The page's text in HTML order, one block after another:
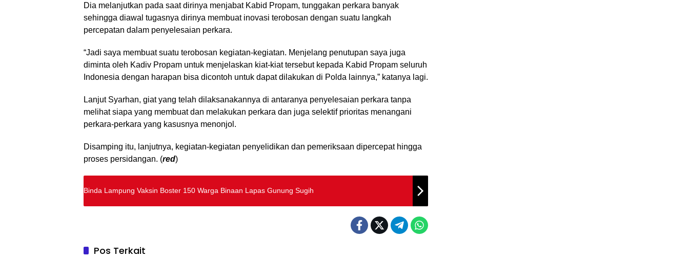
Dia melanjutkan pada saat dirinya menjabat Kabid Propam, tunggakan perkara banyak
sehingga diawal tugasnya dirinya membuat inovasi terobosan dengan suatu langkah
percepatan dalam penyelesaian perkara.
“Jadi saya membuat suatu terobosan kegiatan-kegiatan. Menjelang penutupan saya juga
diminta oleh Kadiv Propam untuk menjelaskan kiat-kiat tersebut kepada Kabid Propam seluruh
Indonesia dengan harapan bisa dicontoh untuk dapat dilakukan di Polda lainnya,” katanya lagi.
Lanjut Syarhan, giat yang telah dilaksanakannya di antaranya penyelesaian perkara tanpa
melihat siapa yang membuat dan melakukan perkara dan juga selektif prioritas menangani
perkara-perkara yang kasusnya menonjol.
Disamping itu, lanjutnya, kegiatan-kegiatan penyelidikan dan pemeriksaan dipercepat hingga
proses persidangan. (red)
Binda Lampung Vaksin Boster 150 Warga Binaan Lapas Gunung Sugih
Pos Terkait